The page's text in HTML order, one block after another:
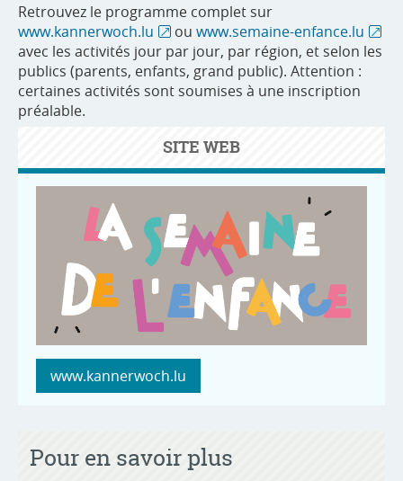
Retrouvez le programme complet sur
www.kannerwoch.lu
ou www.semaine-enfance.lu
avec les activités jour par jour, par région, et selon les
publics (parents, enfants, grand public). Attention :
certaines activités sont soumises à une inscription
préalable.
SITE WEB
www.kannerwoch.lu
Pour en savoir plus